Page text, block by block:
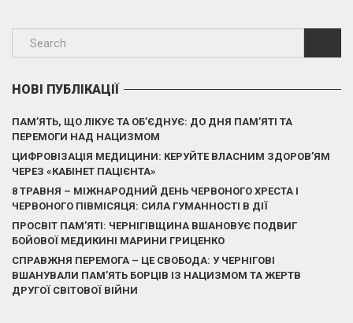
НОВІ ПУБЛІКАЦІЇ
ПАМ’ЯТЬ, ЩО ЛІКУЄ ТА ОБ’ЄДНУЄ: ДО ДНЯ ПАМ’ЯТІ ТА
ПЕРЕМОГИ НАД НАЦИЗМОМ
ЦИФРОВІЗАЦІЯ МЕДИЦИНИ: КЕРУЙТЕ ВЛАСНИМ ЗДОРОВ’ЯМ
ЧЕРЕЗ «КАБІНЕТ ПАЦІЄНТА»
8 ТРАВНЯ – МІЖНАРОДНИЙ ДЕНЬ ЧЕРВОНОГО ХРЕСТА І
ЧЕРВОНОГО ПІВМІСЯЦЯ: СИЛА ГУМАННОСТІ В ДІЇ
ПРОСВІТ ПАМ’ЯТІ: ЧЕРНІГІВЩИНА ВШАНОВУЄ ПОДВИГ
БОЙОВОЇ МЕДИКИНІ МАРИНИ ГРИЦЕНКО
СПРАВЖНЯ ПЕРЕМОГА – ЦЕ СВОБОДА: У ЧЕРНІГОВІ
ВШАНУВАЛИ ПАМ’ЯТЬ БОРЦІВ ІЗ НАЦИЗМОМ ТА ЖЕРТВ
ДРУГОЇ СВІТОВОЇ ВІЙНИ